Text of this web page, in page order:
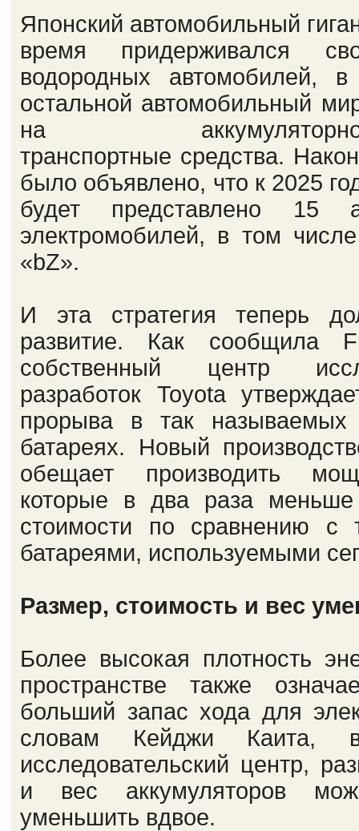
Японский автомобильный
время придерживался
водородных автомобилей,
остальной автомобильный
на аккумуляторно-
транспортные средства.
было объявлено, что к 2025
будет представлено 15
электромобилей, в том
«bZ».
И эта стратегия теперь
развитие. Как сообщила
собственный центр
разработок Toyota
прорыва в так называемых
батареях. Новый
обещает производить
которые в два раза
стоимости по сравнению с
батареями, используемыми
Размер, стоимость и вес
Более высокая плотность
пространстве также
больший запас хода для
словам Кейджи Каита,
исследовательский центр,
и вес аккумуляторов
уменьшить вдвое.